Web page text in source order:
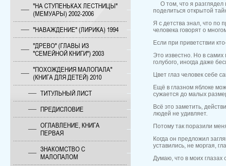
"НА СТУПЕНЬКАХ ЛЕСТНИЦЫ"
(МЕМУАРЫ) 2002-2006
"НАВАЖДЕНИЕ" (ЛИРИКА) 1994
"ДРЕВО" (ГЛАВЫ ИЗ
"СЕМЕЙНОЙ КНИГИ") 2003
"ПОХОЖДЕНИЯ МАЛОПАЛА"
(КНИГА ДЛЯ ДЕТЕЙ) 2010
ТИТУЛЬНЫЙ ЛИСТ
ПРЕДИСЛОВИЕ
ОГЛАВЛЕНИЕ, КНИГА
ПЕРВАЯ
ЗНАКОМСТВО С
МАЛОПАЛОМ
О том, что я разглядел
поделиться открытой
Я с детства знал, что по
человека говорят о
Если при приветствии
Это известно. Но в самих
голубого, иногда даже
Цвет глаз человек себе
Ещё в глазном яблоке
сужается до малых
Всё это заметить,
людей не удивляет.
Потому так поразили
Когда он предложил
уставились, не моргая,
Думаю, что в моих глазах